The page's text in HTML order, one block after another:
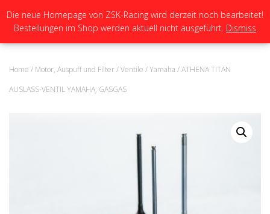
N
A
Home / Motor, Auspuff und Filter/Ventile /Yamaha / ATHENA TITAN
AUSLASS-VENTIL YAMAHA, GASGAS
Die neue Homepage von ZSK-Racing wird derzeit noch bearbeitet!
Bestellungen im Shop werden aktuell nicht ausgeführt. Dismiss